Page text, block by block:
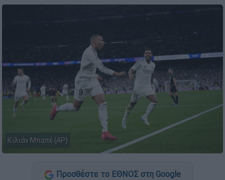
Κιλιάν Μπαπέ (AP)
Προσθέστε το ΕΘΝΟΣ στη Google